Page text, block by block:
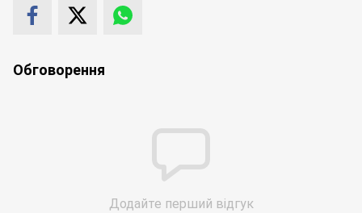
Обговорення
Додайте перший відгук